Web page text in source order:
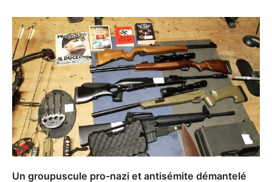
Un groupuscule pro-nazi et antisémite démantelé